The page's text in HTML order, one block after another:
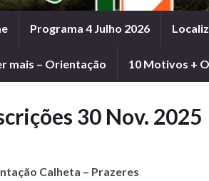
Programa 4 Julho 2026
mais – Orientação 10 Motivos +
30 Nov. 2025
Calheta – Prazeres